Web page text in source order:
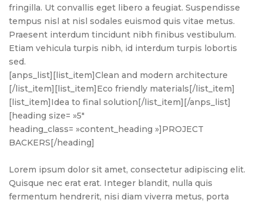
fringilla. Ut convallis eget libero a feugiat. Suspendisse
tempus nisl at nisl sodales euismod quis vitae metus.
Praesent interdum tincidunt nibh finibus vestibulum.
Etiam vehicula turpis nibh, id interdum turpis lobortis
sed.
[anps_list][list_item]Clean and modern architecture
[/list_item][list_item]Eco friendly materials[/list_item]
[list_item]Idea to final solution[/list_item][/anps_list]
[heading size= »5″
heading_class= »content_heading »]PROJECT
BACKERS[/heading]
Lorem ipsum dolor sit amet, consectetur adipiscing elit.
Quisque nec erat erat. Integer blandit, nulla quis
fermentum hendrerit, nisi diam viverra metus, porta